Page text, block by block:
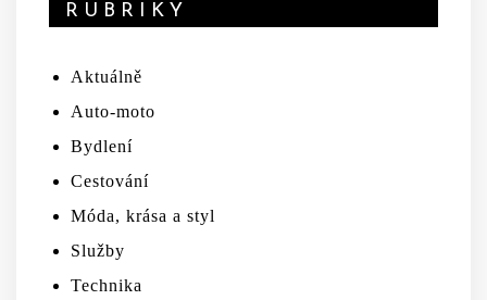
RUBRIKY
Aktuálně
Auto-moto
Bydlení
Cestování
Móda, krása a styl
Služby
Technika